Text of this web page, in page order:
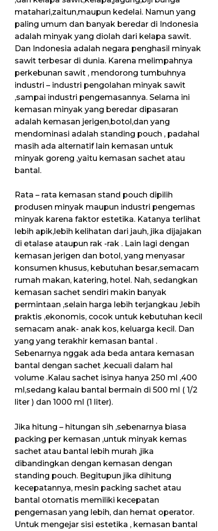
matahari,zaitun,maupun kedelai. Namun yang
paling umum dan banyak beredar di Indonesia
adalah minyak yang diolah dari kelapa sawit.
Dan Indonesia adalah negara penghasil minyak
sawit terbesar di dunia. Karena melimpahnya
perkebunan sawit , mendorong tumbuhnya
industri – industri pengolahan minyak sawit
,sampai industri pengemasannya. Selama ini
kemasan minyak yang beredar dipasaran
adalah kemasan jerigen,botol,dan yang
mendominasi adalah standing pouch , padahal
masih ada alternatif lain kemasan untuk
minyak goreng ,yaitu kemasan sachet atau
bantal.
Rata – rata kemasan stand pouch dipilih
produsen minyak maupun industri pengemas
minyak karena faktor estetika. Katanya terlihat
lebih apik,lebih kelihatan dari jauh, jika dijajakan
di etalase ataupun rak -rak . Lain lagi dengan
kemasan jerigen dan botol, yang menyasar
konsumen khusus, kebutuhan besar,semacam
rumah makan, katering, hotel. Nah, sedangkan
kemasan sachet sendiri makin banyak
permintaan ,selain harga lebih terjangkau ,lebih
praktis ,ekonomis, cocok untuk kebutuhan kecil
semacam anak- anak kos, keluarga kecil. Dan
yang yang terakhir kemasan bantal .
Sebenarnya nggak ada beda antara kemasan
bantal dengan sachet ,kecuali dalam hal
volume .Kalau sachet isinya hanya 250 ml ,400
ml,sedang kalau bantal bermain di 500 ml ( 1/2
liter ) dan 1000 ml (1 liter).
Jika hitung – hitungan sih ,sebenarnya biasa
packing per kemasan ,untuk minyak kemas
sachet atau bantal lebih murah ,jika
dibandingkan dengan kemasan dengan
standing pouch. Begitupun jika dihitung
kecepatannya, mesin packing sachet atau
bantal otomatis memiliki kecepatan
pengemasan yang lebih, dan hemat operator.
Untuk mengejar sisi estetika , kemasan bantal